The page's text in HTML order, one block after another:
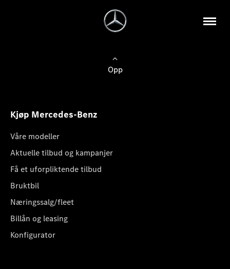
Opp
Kjøp Mercedes-Benz
Våre modeller
Aktuelle tilbud og kampanjer
Få et uforpliktende tilbud
Bruktbil
Næringssalg/fleet
Billån og leasing
Konfigurator